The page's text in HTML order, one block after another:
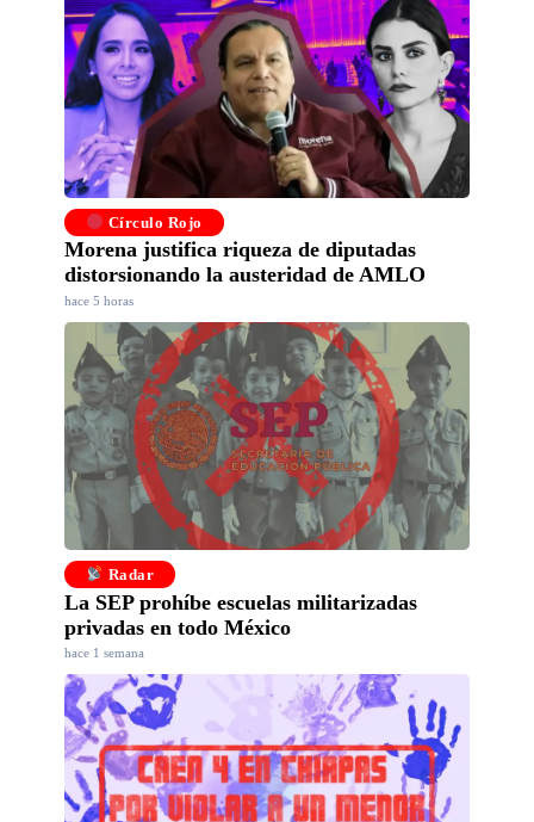
Círculo Rojo
Morena justifica riqueza de diputadas
distorsionando la austeridad de AMLO
hace 5 horas
Radar
La SEP prohíbe escuelas militarizadas
privadas en todo México
hace 1 semana